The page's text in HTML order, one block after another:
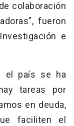
colaboración
fueron
e
el país se ha
tareas por
en deuda,
faciliten el